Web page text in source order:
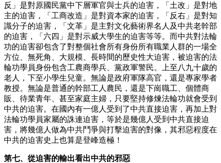
反」是對原國民黨中下層軍官與士兵的迫害，「土改」是對地
主的迫害，「工商改造」是對資本家的迫害，「反右」是對知
識分子的迫害，「文革」是主對文化藝術界名人及中共老幹部
的迫害，「六四」是對示威大學生的迫害等等。而中共對法輪
功的迫害卻包含了對整個社會所有身份所有職業人群的一場全
方位、無死角、大規模、長時間的歷史性大迫害，被迫害的法
輪功學員身份包含工農商學兵、黨政軍警民。上至八九十歲的
老人，下至小學生兒童。無論是政府軍隊高官，還是專家學者
教授。無論是普通的幹部工人農民，還是下崗職工、個體商
販、待業青年、甚至家庭主婦，只要堅持修煉法輪功就會受到
中共的迫害。在國內有一億人受到了中共直接迫害，再加上對
法輪功學員家屬的誅連迫害，等於是幾億人受到中共直接迫
害，將幾億人做為中共鬥爭與打擊迫害的對像，其邪惡程度在
中共的迫害史上也算是登峰造極！
第七、從迫害的輸出看出中共的邪惡